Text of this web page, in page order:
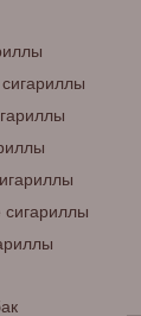
сигариллы